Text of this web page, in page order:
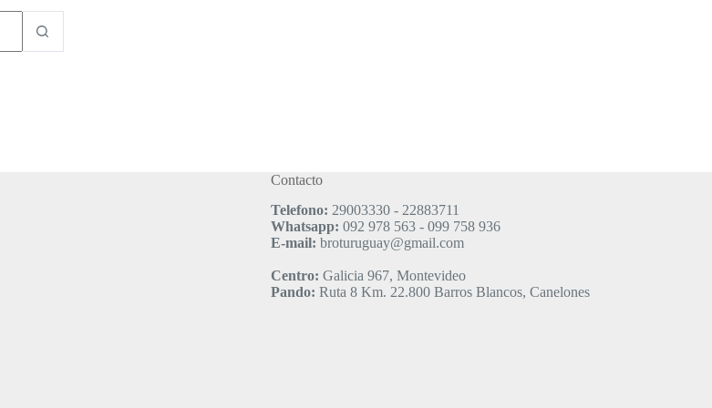
Contacto
Telefono: 29003330 - 22883711
Whatsapp: 092 978 563 - 099 758 936
E-mail: broturuguay@gmail.com
Centro: Galicia 967, Montevideo
Pando: Ruta 8 Km. 22.800 Barros Blancos, Canelones